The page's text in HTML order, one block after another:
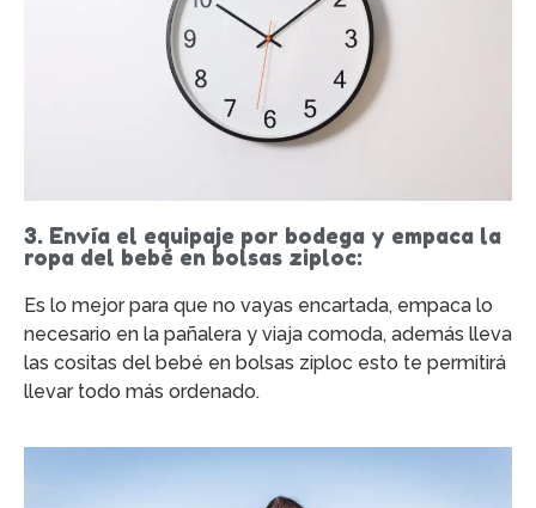
3. Envía el equipaje por bodega y empaca la
ropa del bebé en bolsas ziploc:
Es lo mejor para que no vayas encartada, empaca lo
necesario en la pañalera y viaja comoda, además lleva
las cositas del bebé en bolsas ziploc esto te permitirá
llevar todo más ordenado.